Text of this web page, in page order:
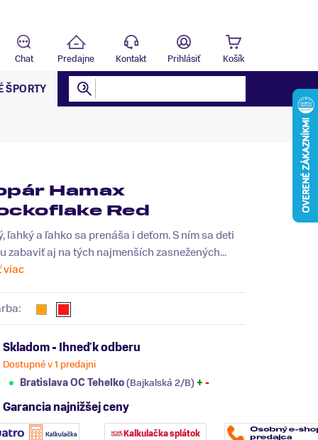
Chat Predajne Kontakt Prihlásiť Košík
ŠPORTY
Hamax
Red
ľahký a ľahko sa prenáša i deťom. S ním sa deti
zabaviť aj na tých najmenších zasnežených...
viac
Skladom - Ihneď k odberu
Dostupné v 1 predajni
Bratislava OC Tehelko(Bajkalská 2/B) + -
Garancia najnižšej ceny
Kalkulačka splátok